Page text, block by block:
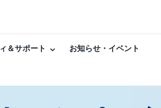
＆サポート お知らせ・イベント